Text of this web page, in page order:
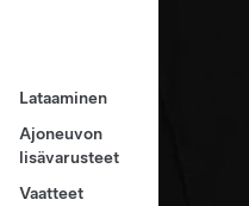
Lataaminen
Ajoneuvon
lisävarusteet
Vaatteet